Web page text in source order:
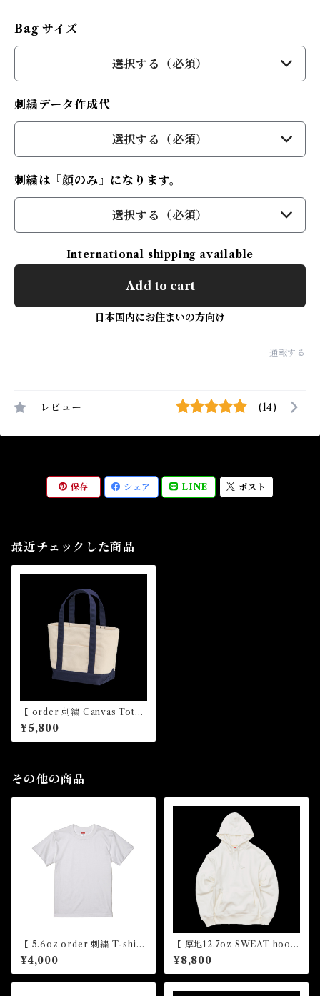
Bag サイズ
選択する（必須）
刺繍データ作成代
選択する（必須）
刺繍は『顔のみ』になります。
選択する（必須）
International shipping available
Add to cart
日本国内にお住まいの方向け
通報する
レビュー (14)
保存 シェア LINE ポスト
最近チェックした商品
【 order 刺繍 Canvas Tote
bag】
¥5,800
その他の商品
【 5.6oz order 刺繍 T-shirt
】
¥4,000
【 厚地12.7oz SWEAT hoodi
e order 刺繍】
¥8,800